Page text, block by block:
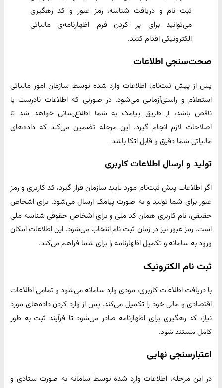
ثبت نام و دریافت شناسه، رمز عبور و کد رهگیری
می‌توانید برای پر کردن فرم اظهارنامه‌ی مالیاتی
الکترونیکی اقدام کنید.
صحت‌سنجی اطلاعات
پس از پیش ثبت‌نام، اطلاعات وارد شده توسط سازمان امور مالیاتی
استعلام و راستی‌آزمایی می‌شود. در صورتی که اطلاعات نادرست یا
ناقص باشد، از طریق پیامک به شما اطلاع‌رسانی خواهد شد تا
اصلاحات لازم انجام گیرد. این مرحله تضمین می‌کند که داده‌های
مالیاتی شما دقیق و قابل اتکا باشد.
تولید و ارسال اطلاعات کاربری
اگر اطلاعات پیش ثبت‌نام مورد تایید سازمان قرار گیرد، کد کاربری و رمز
عبور برای شما تولید و به صورت پیامک ارسال می‌شود. برای اشخاص
حقیقی، نام کاربری همان کد ملی و برای اشخاص حقوقی شناسه ملی
است. رمز عبور نیز در زمان ثبت نام انتخاب می‌شود. این اطلاعات امکان
ورود به سامانه و تکمیل اظهارنامه را برای شما فراهم می‌کند.
ثبت نام الکترونیک
با دریافت اطلاعات کاربری، مودی وارد سامانه می‌شود و تمامی اطلاعات
اقتصادی و مالی خود را تکمیل می‌کند. پس از وارد کردن داده‌های مورد
نیاز، کد رهگیری برای اظهارنامه صادر می‌شود تا فرآیند ثبت به طور
کامل مستند شود.
اعتبارسنجی نهایی
در این مرحله، اطلاعات وارد شده توسط سامانه به صورت ستادی و